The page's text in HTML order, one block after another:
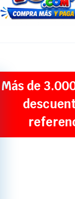
Más de